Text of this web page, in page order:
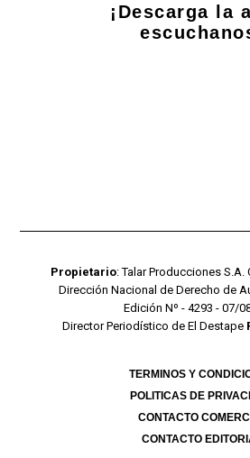
¡Descarga la
Propietario: Talar Producciones S.A.
Dirección Nacional de Derecho de
Edición Nº - 4293 - 07/
Director Periodístico de El Destape
TERMINOS Y
POLITICAS DE
CONTACTO
CONTACTO